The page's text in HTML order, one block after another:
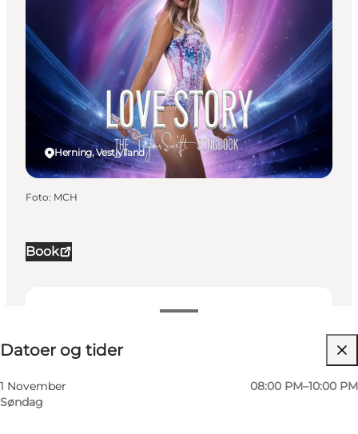
Book
Datoer og tider
1 November
Søndag
08:00 PM–10:00 PM
Besøg hjemmeside
Mig selv, Min partner, Venner, Børn
Herning, Vestjylland
Foto: MCH